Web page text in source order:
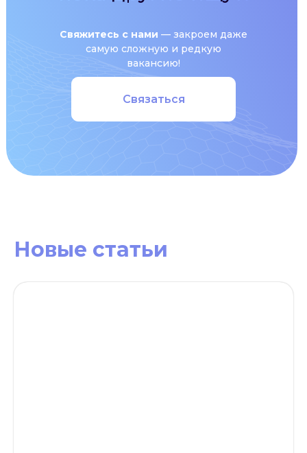
Свяжитесь с нами — закроем даже
самую сложную и редкую
вакансию!
Связаться
Новые статьи